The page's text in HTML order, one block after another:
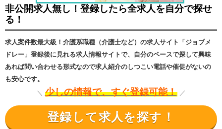
非公開求人無し！登録したら全求人を自分で探せ
る！
求人案件数最大級！介護系職種（介護士など）の求人サイト「ジョブメ
ドレー」登録後に見れる求人情報サイトで、自分のペースで探して興味
あれば問い合わせる形式なので求人紹介のしつこい電話や催促がないの
も安心です。
＼ 少しの情報で、すぐ登録可能！ ／
登録して求人を探す！